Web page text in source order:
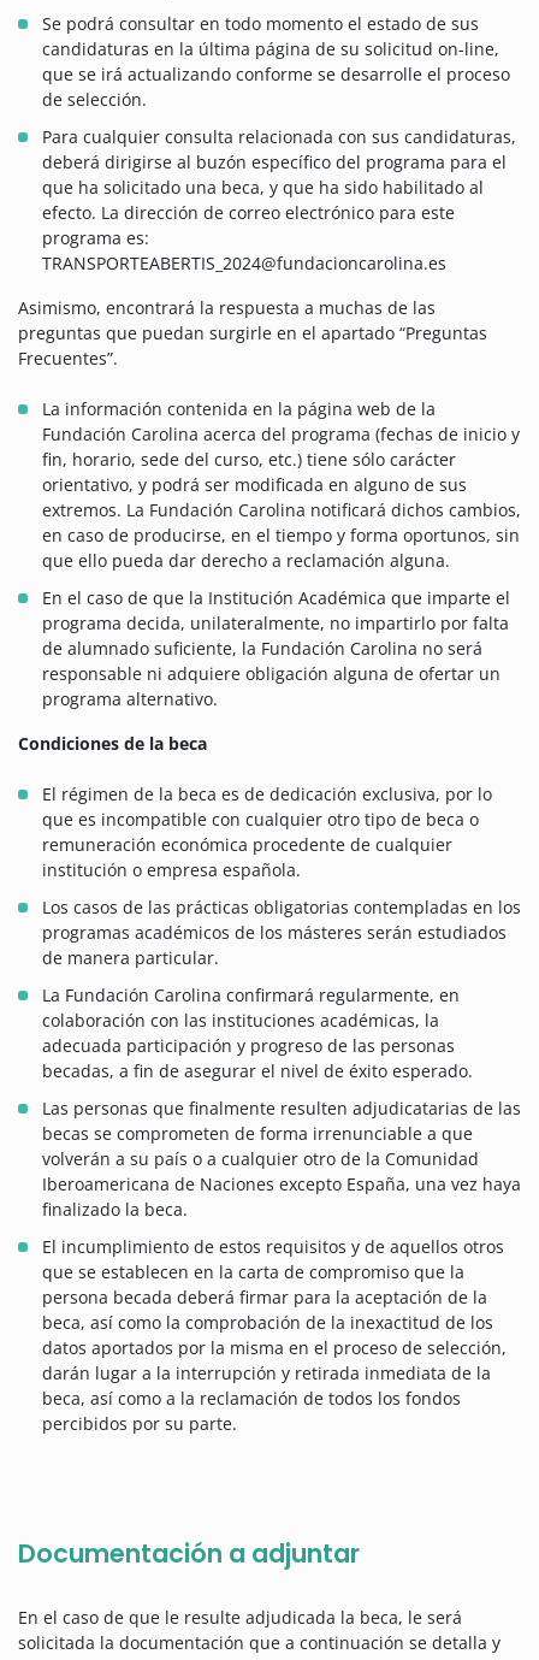
Se podrá consultar en todo momento el estado de sus
candidaturas en la última página de su solicitud on-line,
que se irá actualizando conforme se desarrolle el proceso
de selección.
Para cualquier consulta relacionada con sus candidaturas,
deberá dirigirse al buzón específico del programa para el
que ha solicitado una beca, y que ha sido habilitado al
efecto. La dirección de correo electrónico para este
programa es:
TRANSPORTEABERTIS_2024@fundacioncarolina.es
Asimismo, encontrará la respuesta a muchas de las
preguntas que puedan surgirle en el apartado “Preguntas
Frecuentes”.
La información contenida en la página web de la
Fundación Carolina acerca del programa (fechas de inicio y
fin, horario, sede del curso, etc.) tiene sólo carácter
orientativo, y podrá ser modificada en alguno de sus
extremos. La Fundación Carolina notificará dichos cambios,
en caso de producirse, en el tiempo y forma oportunos, sin
que ello pueda dar derecho a reclamación alguna.
En el caso de que la Institución Académica que imparte el
programa decida, unilateralmente, no impartirlo por falta
de alumnado suficiente, la Fundación Carolina no será
responsable ni adquiere obligación alguna de ofertar un
programa alternativo.
Condiciones de la beca
El régimen de la beca es de dedicación exclusiva, por lo
que es incompatible con cualquier otro tipo de beca o
remuneración económica procedente de cualquier
institución o empresa española.
Los casos de las prácticas obligatorias contempladas en los
programas académicos de los másteres serán estudiados
de manera particular.
La Fundación Carolina confirmará regularmente, en
colaboración con las instituciones académicas, la
adecuada participación y progreso de las personas
becadas, a fin de asegurar el nivel de éxito esperado.
Las personas que finalmente resulten adjudicatarias de las
becas se comprometen de forma irrenunciable a que
volverán a su país o a cualquier otro de la Comunidad
Iberoamericana de Naciones excepto España, una vez haya
finalizado la beca.
El incumplimiento de estos requisitos y de aquellos otros
que se establecen en la carta de compromiso que la
persona becada deberá firmar para la aceptación de la
beca, así como la comprobación de la inexactitud de los
datos aportados por la misma en el proceso de selección,
darán lugar a la interrupción y retirada inmediata de la
beca, así como a la reclamación de todos los fondos
percibidos por su parte.
Documentación a adjuntar
En el caso de que le resulte adjudicada la beca, le será
solicitada la documentación que a continuación se detalla y